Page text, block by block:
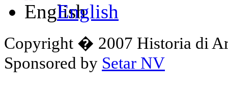
English
Copyright � 2007 Historia di
Sponsored by Setar NV